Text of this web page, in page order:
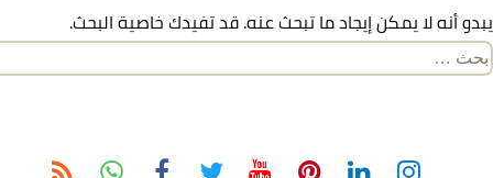
يبدو أنه لا يمكن إيجاد ما تبحث عنه. قد تفيدك خاصية البحث.
البحث